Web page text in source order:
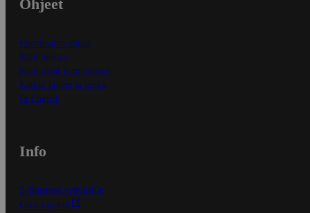
Ohjeet
Ensitilaajan ohjeet
Näin maksat
Näin tilaat ja muokkaat
Kaikki ohjeet ja vinkit
In English
Info
S-Business yrityksille
Oiva-raportit